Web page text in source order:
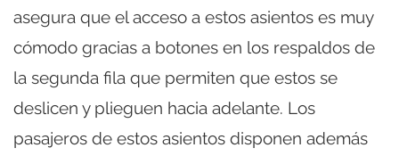
asegura que el acceso a estos asientos es muy
cómodo gracias a botones en los respaldos de
la segunda fila que permiten que estos se
deslicen y plieguen hacia adelante. Los
pasajeros de estos asientos disponen además